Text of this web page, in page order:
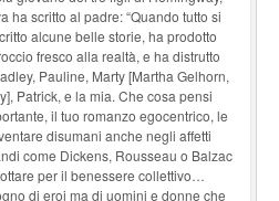
ha scritto al padre: “Quando tutto si
alcune belle storie, ha prodotto
fresco alla realtà, e ha distrutto
Pauline, Marty [Martha Gelhorn,
Patrick, e la mia. Che cosa pensi
il tuo romanzo egocentrico, le
disumani anche negli affetti
come Dickens, Rousseau o Balzac
per il benessere collettivo…
di eroi ma di uomini e donne che